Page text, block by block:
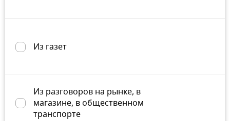
Из газет
Из разговоров на рынке, в
магазине, в общественном
транспорте